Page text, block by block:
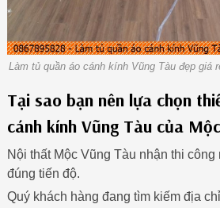
Làm tủ quần áo cánh kính Vũng Tàu đẹp giá
Tại sao bạn nên lựa chọn
cánh kính Vũng Tàu của
Nội thất Mộc Vũng Tàu nhận thi công
đúng tiến độ.
Quý khách hàng đang tìm kiếm địa